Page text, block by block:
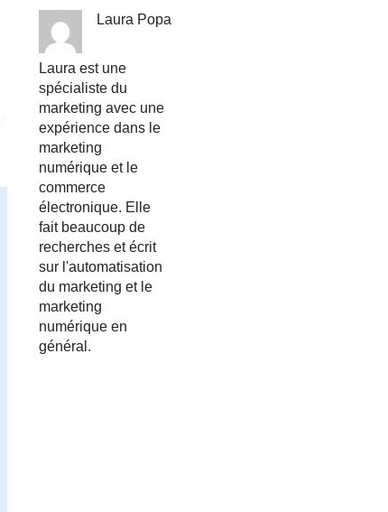
Laura Popa
Laura est une
spécialiste du
marketing avec une
expérience dans le
marketing
numérique et le
commerce
électronique. Elle
fait beaucoup de
recherches et écrit
sur l'automatisation
du marketing et le
marketing
numérique en
général.